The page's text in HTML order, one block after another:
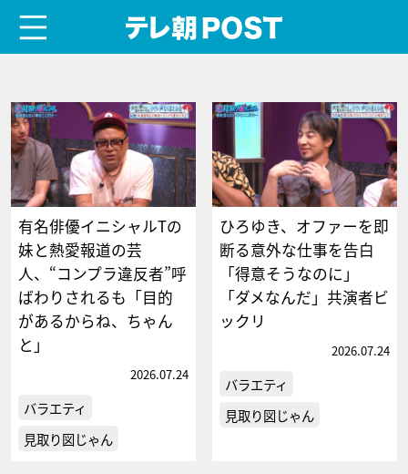
有名俳優イニシャルTの
妹と熱愛報道の芸
人、“コンプラ違反者”呼
ばわりされるも「目的
があるからね、ちゃん
と」
2026.07.24
バラエティ
見取り図じゃん
ひろゆき、オファーを即
断る意外な仕事を告白
「得意そうなのに」
「ダメなんだ」共演者ビ
ックリ
2026.07.24
バラエティ
見取り図じゃん